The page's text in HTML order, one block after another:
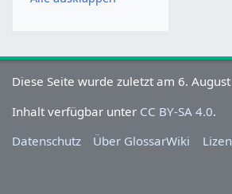
Diese Seite wurde zuletzt am 6.
Inhalt verfügbar unter CC BY-SA 4.0.
Datenschutz
Über GlossarWiki